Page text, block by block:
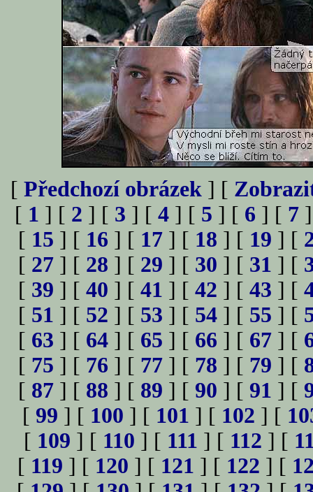
[ Předchozí obrázek ] [
[ 1 ] [ 2 ] [ 3 ] [ 4 ] [ 5 ] [ 6 ] [ 7
[ 15 ] [ 16 ] [ 17 ] [ 18 ] [ 19 ] [
[ 27 ] [ 28 ] [ 29 ] [ 30 ] [ 31 ] [
[ 39 ] [ 40 ] [ 41 ] [ 42 ] [ 43 ] [
[ 51 ] [ 52 ] [ 53 ] [ 54 ] [ 55 ] [
[ 63 ] [ 64 ] [ 65 ] [ 66 ] [ 67 ] [
[ 75 ] [ 76 ] [ 77 ] [ 78 ] [ 79 ] [
[ 87 ] [ 88 ] [ 89 ] [ 90 ] [ 91 ] [
[ 99 ] [ 100 ] [ 101 ] [ 102 ] [
[ 109 ] [ 110 ] [ 111 ] [ 112 ] [
[ 119 ] [ 120 ] [ 121 ] [ 122 ] [